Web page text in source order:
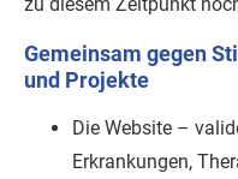
zu diesem Zeitpunkt
Gemeinsam gegen
und Projekte
Die Website –
Erkrankungen,